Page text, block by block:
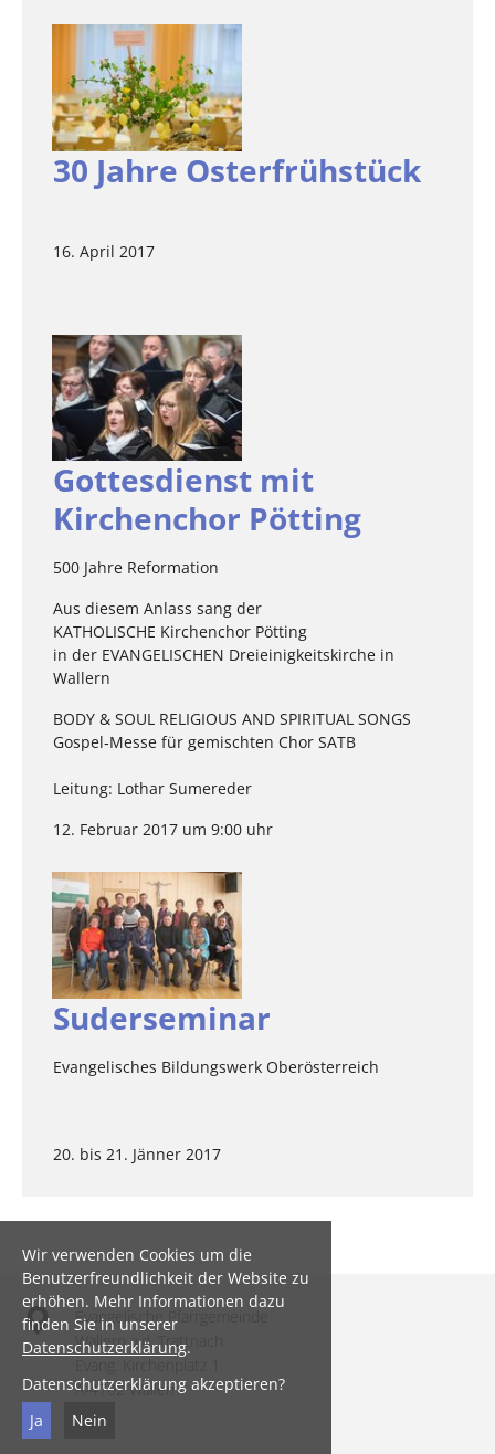
Wir verwenden Cookies um die
Benutzerfreundlichkeit der Website zu
erhöhen. Mehr Informationen dazu
finden Sie in unserer
Datenschutzerklärung.
Datenschutzerklärung akzeptieren?
Ja
Nein
30 Jahre Osterfrühstück
16. April 2017
Gottesdienst mit
Kirchenchor Pötting
500 Jahre Reformation
Aus diesem Anlass sang der
KATHOLISCHE Kirchenchor Pötting
in der EVANGELISCHEN Dreieinigkeitskirche in
Wallern
BODY & SOUL RELIGIOUS AND SPIRITUAL SONGS
Gospel‐Messe für gemischten Chor SATB
Leitung: Lothar Sumereder
12. Februar 2017 um 9:00 uhr
Suderseminar
Evangelisches Bildungswerk Oberösterreich
20. bis 21. Jänner 2017
Evangelische Pfarrgemeinde
Wallern a.d. Trattnach
A-4702 Wallern